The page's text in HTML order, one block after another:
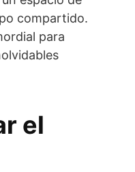
compartido.
para
el